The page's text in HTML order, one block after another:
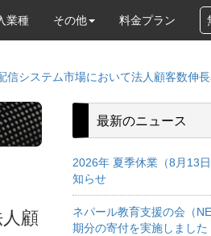
業種 その他 料金プラン
信システム市場において法人顧客数伸
顧
最新のニュース
2026年 夏季休業（8月13
知らせ
ネパール教育支援の会（
期分の寄付を実施しました